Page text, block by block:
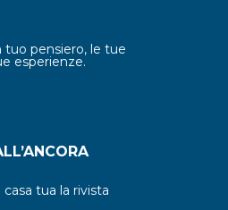
tuo pensiero, le tue
esperienze.
tua la rivista